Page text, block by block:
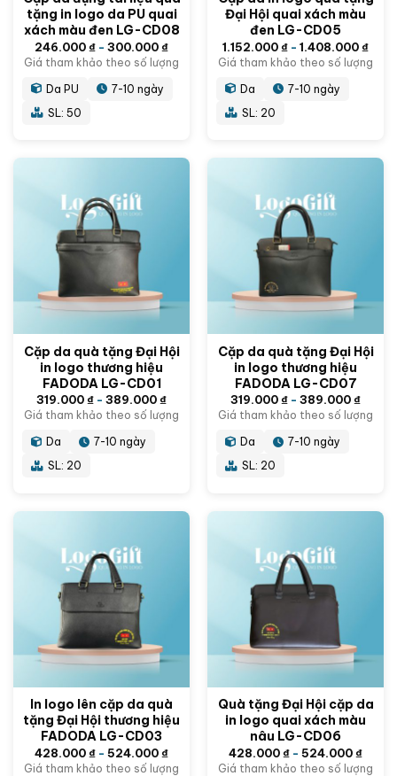
tặng in logo da PU quai
xách màu đen LG-CD08
246.000 ₫ - 300.000 ₫
Giá tham khảo theo số lượng
Da PU
7-10 ngày
SL: 50
Đại Hội quai xách màu
đen LG-CD05
1.152.000 ₫ - 1.408.000 ₫
Giá tham khảo theo số lượng
Da
7-10 ngày
SL: 20
Cặp da quà tặng Đại Hội
in logo thương hiệu
FADODA LG-CD01
319.000 ₫ - 389.000 ₫
Giá tham khảo theo số lượng
Da
7-10 ngày
SL: 20
Cặp da quà tặng Đại Hội
in logo thương hiệu
FADODA LG-CD07
319.000 ₫ - 389.000 ₫
Giá tham khảo theo số lượng
Da
7-10 ngày
SL: 20
In logo lên cặp da quà
tặng Đại Hội thương hiệu
FADODA LG-CD03
428.000 ₫ - 524.000 ₫
Giá tham khảo theo số lượng
Quà tặng Đại Hội cặp da
in logo quai xách màu
nâu LG-CD06
428.000 ₫ - 524.000 ₫
Giá tham khảo theo số lượng